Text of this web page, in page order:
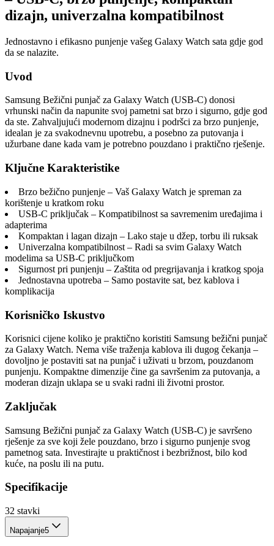
dizajn, univerzalna kompatibilnost
Jednostavno i efikasno punjenje vašeg Galaxy Watch sata gdje god
da se nalazite.
Uvod
Samsung Bežični punjač za Galaxy Watch (USB-C) donosi
vrhunski način da napunite svoj pametni sat brzo i sigurno, gdje god
da ste. Zahvaljujući modernom dizajnu i podršci za brzo punjenje,
idealan je za svakodnevnu upotrebu, a posebno za putovanja i
užurbane dane kada vam je potrebno pouzdano i praktično rješenje.
Ključne Karakteristike
Brzo bežično punjenje – Vaš Galaxy Watch je spreman za
korištenje u kratkom roku
USB-C priključak – Kompatibilnost sa savremenim uređajima i
adapterima
Kompaktan i lagan dizajn – Lako staje u džep, torbu ili ruksak
Univerzalna kompatibilnost – Radi sa svim Galaxy Watch
modelima sa USB-C priključkom
Sigurnost pri punjenju – Zaštita od pregrijavanja i kratkog spoja
Jednostavna upotreba – Samo postavite sat, bez kablova i
komplikacija
Korisničko Iskustvo
Korisnici cijene koliko je praktično koristiti Samsung bežični punjač
za Galaxy Watch. Nema više traženja kablova ili dugog čekanja –
dovoljno je postaviti sat na punjač i uživati u brzom, pouzdanom
punjenju. Kompaktne dimenzije čine ga savršenim za putovanja, a
moderan dizajn uklapa se u svaki radni ili životni prostor.
Zaključak
Samsung Bežični punjač za Galaxy Watch (USB-C) je savršeno
rješenje za sve koji žele pouzdano, brzo i sigurno punjenje svog
pametnog sata. Investirajte u praktičnost i bezbrižnost, bilo kod
kuće, na poslu ili na putu.
Specifikacije
32 stavki
Napajanje5